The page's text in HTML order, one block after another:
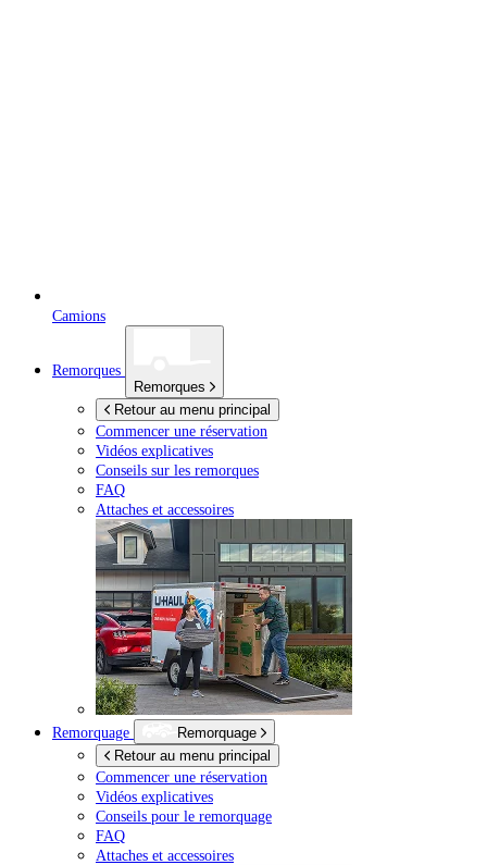
Camions
Remorques
Remorques
Retour au menu principal
Commencer une réservation
Vidéos explicatives
Conseils sur les remorques
FAQ
Attaches et accessoires
Remorquage
Remorquage
Retour au menu principal
Commencer une réservation
Vidéos explicatives
Conseils pour le remorquage
FAQ
Attaches et accessoires